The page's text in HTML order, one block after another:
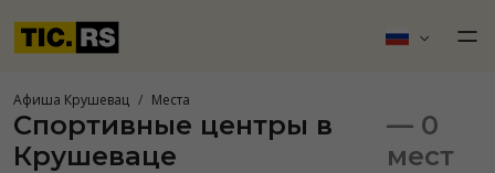
Афиша Крушевац Места
Спортивные центры в
Крушеваце
— 0
мест